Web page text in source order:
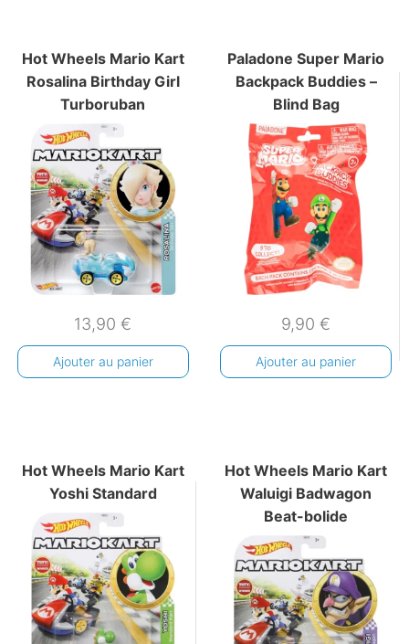
Hot Wheels Mario Kart
Rosalina Birthday Girl
Turboruban
13,90€
Ajouter au panier
Paladone Super Mario
Backpack Buddies –
Blind Bag
9,90€
Ajouter au panier
Hot Wheels Mario Kart
Yoshi Standard
Hot Wheels Mario Kart
Waluigi Badwagon
Beat-bolide